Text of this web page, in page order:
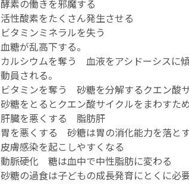
酵素の働きを邪魔する
活性酸素をたくさん発生させる
ビタミンミネラルを失う
血糖が乱高下する。
カルシウムを奪う 血液をアシドーシスに
動員される。
ビタミンを奪う 砂糖を分解するクエン酸
砂糖をとるとクエン酸サイクルをまわすた
肝臓を悪くする 脂肪肝
胃を悪くする 砂糖は胃の消化能力を落と
皮膚感染を起こしやすくなる
動脈硬化 糖は血中で中性脂肪に変わる
砂糖の過食は子どもの成長発育にとくに必